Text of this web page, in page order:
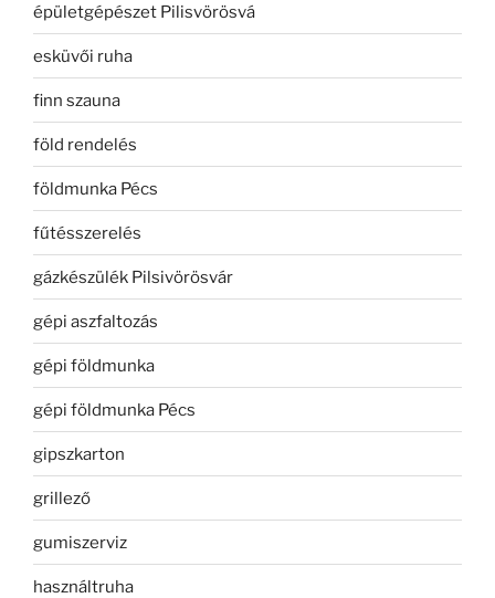
épületgépészet Pilisvörösvá
esküvői ruha
finn szauna
föld rendelés
földmunka Pécs
fűtésszerelés
gázkészülék Pilsivörösvár
gépi aszfaltozás
gépi földmunka
gépi földmunka Pécs
gipszkarton
grillező
gumiszerviz
használtruha